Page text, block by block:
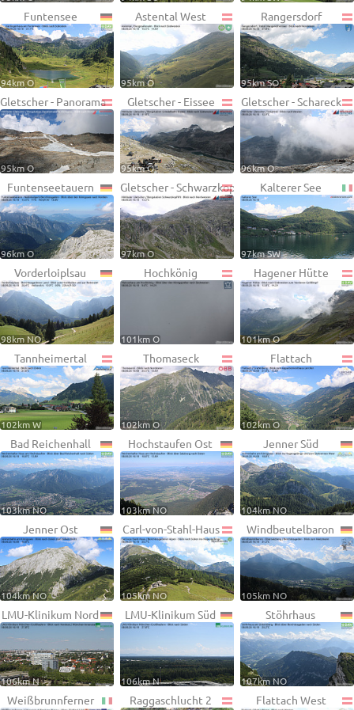
Funtensee
94km O
Astental West
95km O
Rangersdorf
95km SO
Gletscher - Panorama
95km O
Gletscher - Eissee
95km O
Gletscher - Schareck
96km O
Funtenseetauern
96km O
Gletscher - Schwarzkopf
97km O
Kalterer See
97km SW
Vorderloiplsau
98km NO
Hochkönig
101km O
Hagener Hütte
101km O
Tannheimertal
102km W
Thomaseck
102km O
Flattach
102km O
Bad Reichenhall
103km NO
Hochstaufen Ost
103km NO
Jenner Süd
104km NO
Jenner Ost
104km NO
Carl-von-Stahl-Haus
105km NO
Windbeutelbaron
105km NO
LMU-Klinikum Nord
106km N
LMU-Klinikum Süd
106km N
Stöhrhaus
107km NO
Weißbrunnferner Raggaschlucht 2 Flattach West